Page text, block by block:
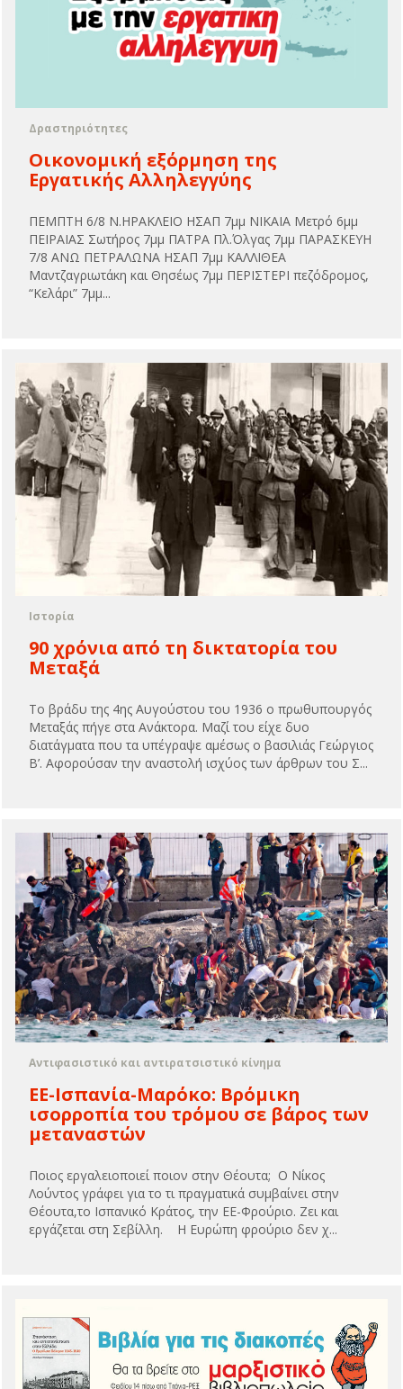
Δραστηριότητες
Οικονομική εξόρμηση της
Εργατικής Αλληλεγγύης
ΠΕΜΠΤΗ 6/8 Ν.ΗΡΑΚΛΕΙΟ ΗΣΑΠ 7μμ ΝΙΚΑΙΑ Μετρό 6μμ
ΠΕΙΡΑΙΑΣ Σωτήρος 7μμ ΠΑΤΡΑ Πλ.Όλγας 7μμ ΠΑΡΑΣΚΕΥΗ
7/8 ΑΝΩ ΠΕΤΡΑΛΩΝΑ ΗΣΑΠ 7μμ ΚΑΛΛΙΘΕΑ
Μαντζαγριωτάκη και Θησέως 7μμ ΠΕΡΙΣΤΕΡΙ πεζόδρομος,
“Κελάρι” 7μμ...
Ιστορία
90 χρόνια από τη δικτατορία του
Μεταξά
Το βράδυ της 4ης Αυγούστου του 1936 ο πρωθυπουργός
Μεταξάς πήγε στα Ανάκτορα. Μαζί του είχε δυο
διατάγματα που τα υπέγραψε αμέσως ο βασιλιάς Γεώργιος
Β’. Αφορούσαν την αναστολή ισχύος των άρθρων του Σ...
Αντιφασιστικό και αντιρατσιστικό κίνημα
ΕΕ-Ισπανία-Μαρόκο: Βρόμικη
ισορροπία του τρόμου σε βάρος των
μεταναστών
Ποιος εργαλειοποιεί ποιον στην Θέουτα; Ο Νίκος
Λούντος γράφει για το τι πραγματικά συμβαίνει στην
Θέουτα,το Ισπανικό Κράτος, την ΕΕ-Φρούριο. Zει και
εργάζεται στη Σεβίλλη. Η Ευρώπη φρούριο δεν χ...